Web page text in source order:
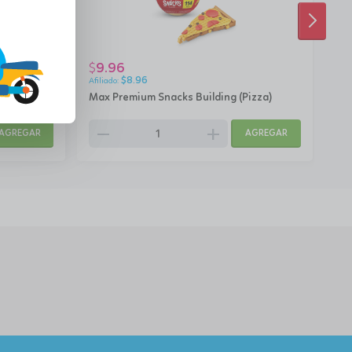
Max Premium Snacks Building (Pizza)
$9.96
$8.96
remove add AGREGAR